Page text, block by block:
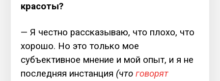
красоты?
— Я честно рассказываю, что плохо, что
хорошо. Но это только мое
субъективное мнение и мой опыт, и я не
последняя инстанция (чтоговорят